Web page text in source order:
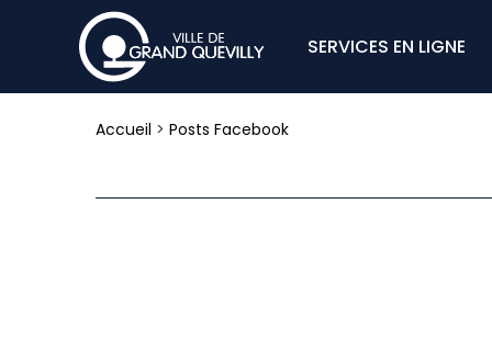
SERVICES EN LIGNE
Accueil > Posts Facebook